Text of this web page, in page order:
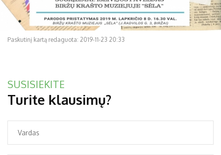
Paskutinį kartą redaguota: 2019-11-23 20:33
SUSISIEKITE
Turite klausimų?